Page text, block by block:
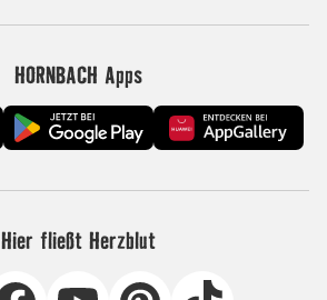
HORNBACH Apps
Hier fließt Herzblut